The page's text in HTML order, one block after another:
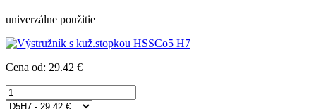
univerzálne použitie
Cena od: 29.42 €